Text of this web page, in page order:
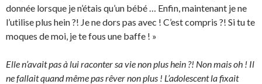
donnée lorsque je n’étais qu’un bébé … Enfin, maintenant je ne
l’utilise plus hein ?! Je ne dors pas avec ! C’est compris ?! Si tu te
moques de moi, je te fous une baffe ! »
Elle n’avait pas à lui raconter sa vie non plus hein ?! Non mais oh ! Il
ne fallait quand même pas rêver non plus ! L’adolescent la fixait